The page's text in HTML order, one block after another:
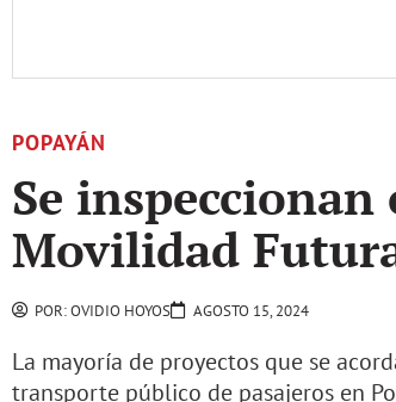
POPAYÁN
Se
Movilidad
POR:OVIDIO HOYOS AGOSTO 15, 2024
La mayoría de proyectos que se
transporte público de pasajeros en